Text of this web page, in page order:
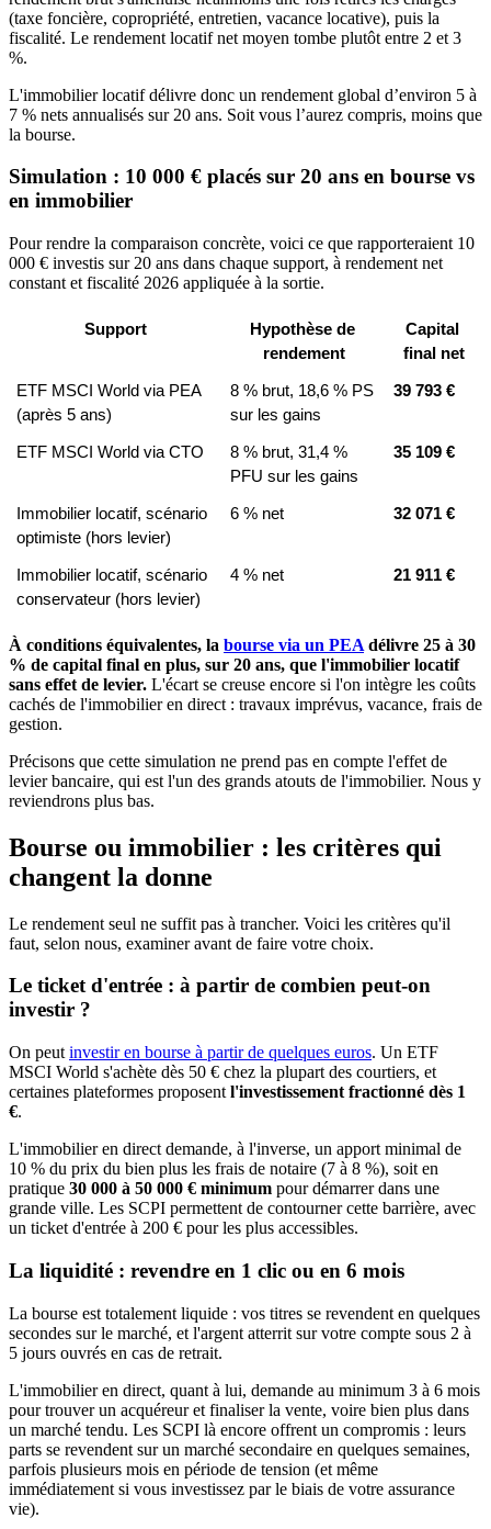
(taxe foncière, copropriété, entretien, vacance locative), puis la
fiscalité. Le rendement locatif net moyen tombe plutôt entre 2 et 3
%.
L'immobilier locatif délivre donc un rendement global d’environ 5 à
7 % nets annualisés sur 20 ans. Soit vous l’aurez compris, moins que
la bourse.
Simulation : 10 000 € placés sur 20 ans en bourse vs
en immobilier
Pour rendre la comparaison concrète, voici ce que rapporteraient 10
000 € investis sur 20 ans dans chaque support, à rendement net
constant et fiscalité 2026 appliquée à la sortie.
Support
Hypothèse de
rendement
Capital
final net
ETF MSCI World via PEA
(après 5 ans)
8 % brut, 18,6 % PS
sur les gains
39 793 €
ETF MSCI World via CTO
8 % brut, 31,4 %
PFU sur les gains
35 109 €
Immobilier locatif, scénario
optimiste (hors levier)
6 % net 32 071 €
Immobilier locatif, scénario
conservateur (hors levier)
4 % net 21 911 €
À conditions équivalentes, la bourse via un PEA délivre 25 à 30
% de capital final en plus, sur 20 ans, que l'immobilier locatif
sans effet de levier. L'écart se creuse encore si l'on intègre les coûts
cachés de l'immobilier en direct : travaux imprévus, vacance, frais de
gestion.
Précisons que cette simulation ne prend pas en compte l'effet de
levier bancaire, qui est l'un des grands atouts de l'immobilier. Nous y
reviendrons plus bas.
Bourse ou immobilier : les critères qui
changent la donne
Le rendement seul ne suffit pas à trancher. Voici les critères qu'il
faut, selon nous, examiner avant de faire votre choix.
Le ticket d'entrée : à partir de combien peut-on
investir ?
On peut investir en bourse à partir de quelques euros. Un ETF
MSCI World s'achète dès 50 € chez la plupart des courtiers, et
certaines plateformes proposent l'investissement fractionné dès 1
€.
L'immobilier en direct demande, à l'inverse, un apport minimal de
10 % du prix du bien plus les frais de notaire (7 à 8 %), soit en
pratique 30 000 à 50 000 € minimum pour démarrer dans une
grande ville. Les SCPI permettent de contourner cette barrière, avec
un ticket d'entrée à 200 € pour les plus accessibles.
La liquidité : revendre en 1 clic ou en 6 mois
La bourse est totalement liquide : vos titres se revendent en quelques
secondes sur le marché, et l'argent atterrit sur votre compte sous 2 à
5 jours ouvrés en cas de retrait.
L'immobilier en direct, quant à lui, demande au minimum 3 à 6 mois
pour trouver un acquéreur et finaliser la vente, voire bien plus dans
un marché tendu. Les SCPI là encore offrent un compromis : leurs
parts se revendent sur un marché secondaire en quelques semaines,
parfois plusieurs mois en période de tension (et même
immédiatement si vous investissez par le biais de votre assurance
vie).